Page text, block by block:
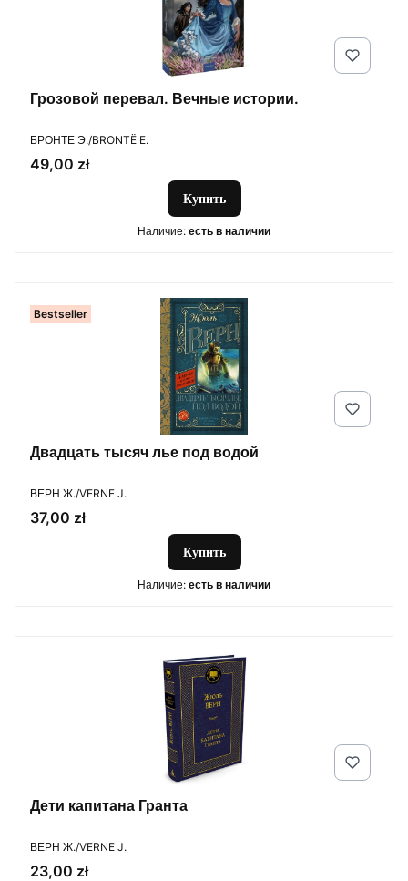
Грозовой перевал. Вечные истории.
ПРОИЗВОДИТЕЛЬ
БРОНТЕ Э./BRONTË E.
Цена
49,00 zł
Купить
Наличие: есть в наличии
Bestseller
Двадцать тысяч лье под водой
ПРОИЗВОДИТЕЛЬ
ВЕРН Ж./VERNE J.
Цена
37,00 zł
Купить
Наличие: есть в наличии
Дети капитана Гранта
ПРОИЗВОДИТЕЛЬ
ВЕРН Ж./VERNE J.
Цена
23,00 zł